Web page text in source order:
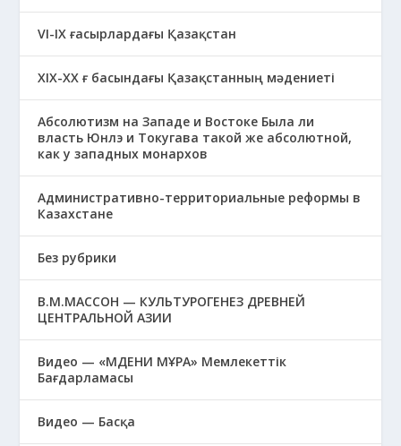
VI-IX ғасырлардағы Қазақстан
XIХ-XX ғ басындағы Қазақстанның мәдениеті
Абсолютизм на Западе и Востоке Была ли
власть Юнлэ и Токугава такой же абсолютной,
как у западных монархов
Административно-территориальные реформы в
Казахстане
Без рубрики
В.М.МАССОН — КУЛЬТУРОГЕНЕЗ ДРЕВНЕЙ
ЦЕНТРАЛЬНОЙ АЗИИ
Видео — «МӘДЕНИ МҰРА» Мемлекеттік
Бағдарламасы
Видео — Басқа